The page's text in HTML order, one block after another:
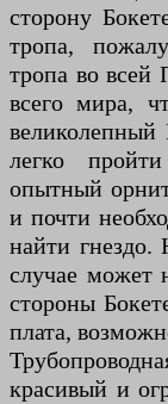
сторону
тропа,
тропа во всей
всего мира,
великолепный
легко
опытный
и почти
найти
случае может
стороны
плата,
красивый и